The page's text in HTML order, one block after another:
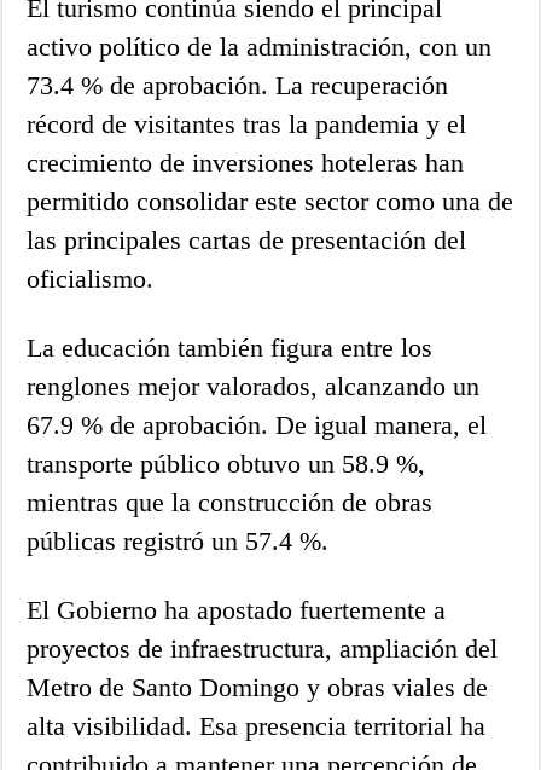
El turismo continúa siendo el principal
activo político de la administración, con un
73.4 % de aprobación. La recuperación
récord de visitantes tras la pandemia y el
crecimiento de inversiones hoteleras han
permitido consolidar este sector como una de
las principales cartas de presentación del
oficialismo.
La educación también figura entre los
renglones mejor valorados, alcanzando un
67.9 % de aprobación. De igual manera, el
transporte público obtuvo un 58.9 %,
mientras que la construcción de obras
públicas registró un 57.4 %.
El Gobierno ha apostado fuertemente a
proyectos de infraestructura, ampliación del
Metro de Santo Domingo y obras viales de
alta visibilidad. Esa presencia territorial ha